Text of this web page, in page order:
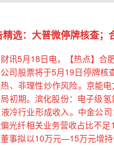
精选：大普微停牌核查
讯5月18日电，【热点】合
司股票将于5月19日停牌核
、非理性炒作风险。京能
初期。滨化股份：电子级
冷行业形成收入。中金公
光纤相关业务营收占比不
事拟以10万元—15万元增